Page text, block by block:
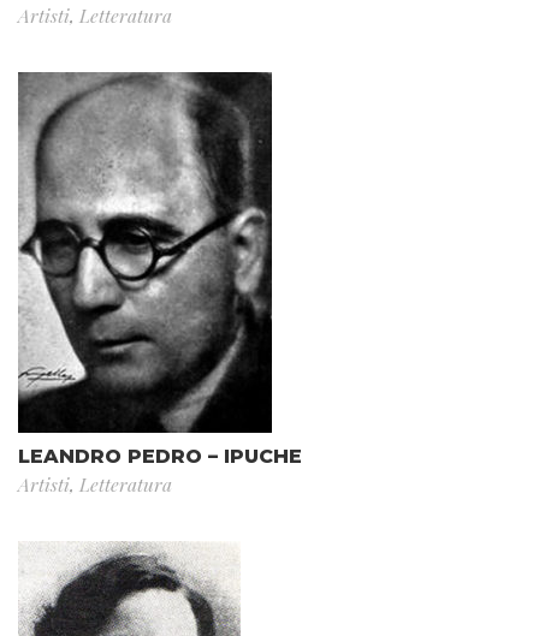
Artisti, Letteratura
LEANDRO PEDRO – IPUCHE
Artisti, Letteratura